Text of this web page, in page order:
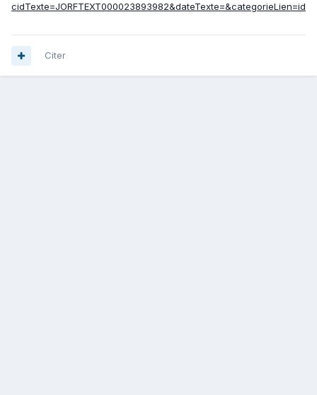
cidTexte=JORFTEXT000023893982&dateTexte=&categorieLien=id
Citer